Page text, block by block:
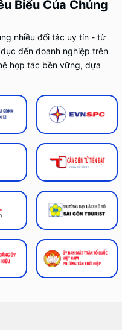
Biểu Của Chúng
nhiều đối tác uy tín - từ
đến doanh nghiệp trên
hợp tác bền vững, dựa